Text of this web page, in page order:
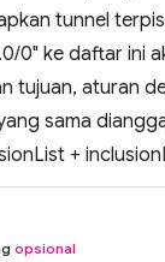
tunnel
0" ke daftar ini
tujuan, aturan
sama
+
opsional